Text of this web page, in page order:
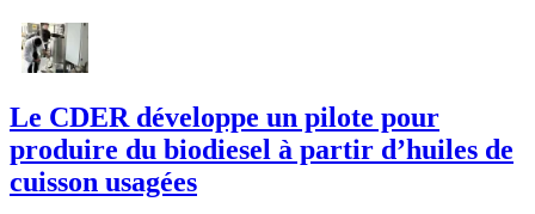
Le CDER développe un pilote pour
produire du biodiesel à partir d’huiles de
cuisson usagées